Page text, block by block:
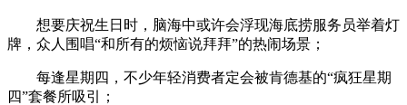
想要庆祝生日时，脑海中或许会浮现海底捞服务员举着灯
牌，众人围唱“和所有的烦恼说拜拜”的热闹场景；
每逢星期四，不少年轻消费者定会被肯德基的“疯狂星期
四”套餐所吸引；